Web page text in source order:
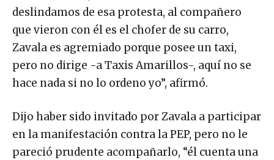
deslindamos de esa protesta, al compañero
que vieron con él es el chofer de su carro,
Zavala es agremiado porque posee un taxi,
pero no dirige -a Taxis Amarillos-, aquí no se
hace nada si no lo ordeno yo”, afirmó.
Dijo haber sido invitado por Zavala a participar
en la manifestación contra la PEP, pero no le
pareció prudente acompañarlo, “él cuenta una